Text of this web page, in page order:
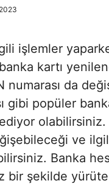
işlemler
kartı
da
gibi popüler
ediyor
ve
Banka
bir şekilde